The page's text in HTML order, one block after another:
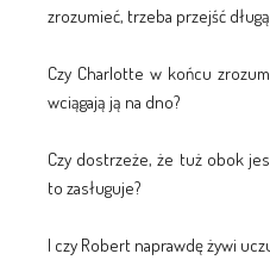
zrozumieć, trzeba przejść
Czy Charlotte w końcu
wciągają ją na dno?
Czy dostrzeże, że tuż obok
to zasługuje?
I czy Robert naprawdę żywi